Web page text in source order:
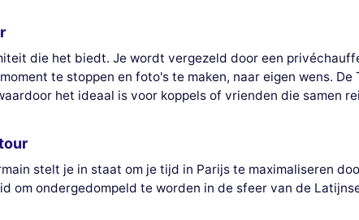
die het biedt. Je wordt vergezeld door een
te stoppen en foto's te maken, naar eigen wens.
het ideaal is voor koppels of vrienden die samen
stelt je in staat om je tijd in Parijs te maximaliseren
om ondergedompeld te worden in de sfeer van de